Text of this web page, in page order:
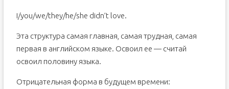
I/you/we/they/he/she didn’t love.
Эта структура самая главная, самая трудная, самая
первая в английском языке. Освоил ее — считай
освоил половину языка.
Отрицательная форма в будущем времени: